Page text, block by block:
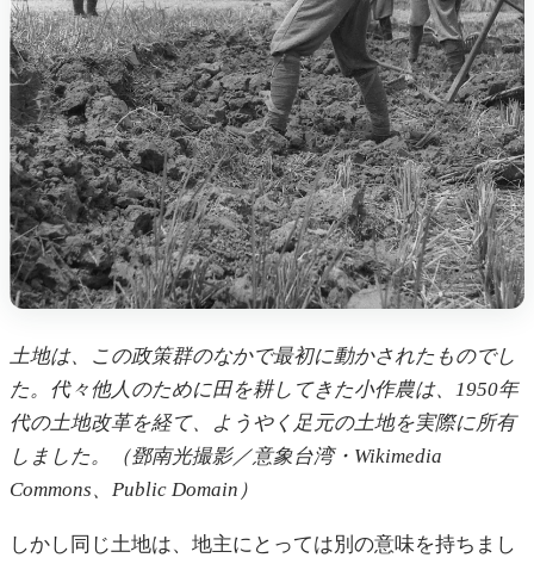
土地は、この政策群のなかで最初に動かされたものでし
た。代々他人のために田を耕してきた小作農は、1950年
代の土地改革を経て、ようやく足元の土地を実際に所有
しました。（鄧南光撮影／意象台湾・Wikimedia
Commons、Public Domain）
しかし同じ土地は、地主にとっては別の意味を持ちまし